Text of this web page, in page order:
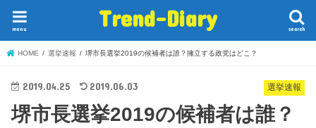
Trend-Diary search
menu
HOME 選挙速報 堺市長選挙2019の候補者は誰？擁立する政党はどこ？
選挙速報
2019.04.25 2019.06.03
堺市長選挙2019の候補者は誰？